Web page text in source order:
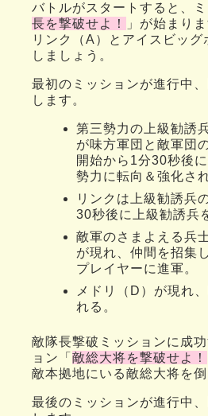
バトルがスタートすると、ミ
長を撃破せよ！
」が始まりま
リンク（A）とアイスビッ
しましょう。
最初のミッションが進行中
します。
第三勢力の上級勧誘
が味方軍団と敵軍団
開始から1分30秒後
勢力に転向＆強化さ
リンクは上級勧誘兵
30秒後に上級勧誘兵
敵軍のさまよえる兵
が現れ、仲間を招集
プレイヤーに進軍。
メドリ（D）が現れ
れる。
敵隊長撃破ミッションに成
ョン「 敵総大将を撃破せよ！
敵本拠地にいる敵総大将を倒
最後のミッションが進行中